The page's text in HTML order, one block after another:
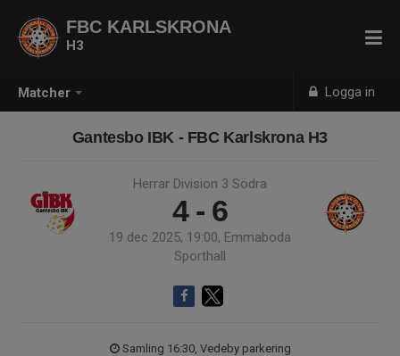
Matcher Logga in
FBC KARLSKRONA
H3
Gantesbo IBK - FBC Karlskrona H3
Herrar Division 3 Södra
4 - 6
19 dec 2025, 19:00, Emmaboda
Sporthall
Samling 16:30, Vedeby parkering